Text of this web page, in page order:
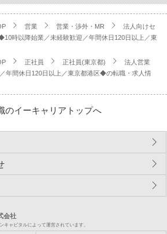
営業 営業・渉外・MR
法人向けセ
時以降始業／未経験歓迎／年間休日120日以上／東
正社員 正社員(東京都)
法人営業
年間休日120日以上／東京都港区◆の転職・求人情
のイーキャリアトップへ
会社
キャピタルによって運営されています。